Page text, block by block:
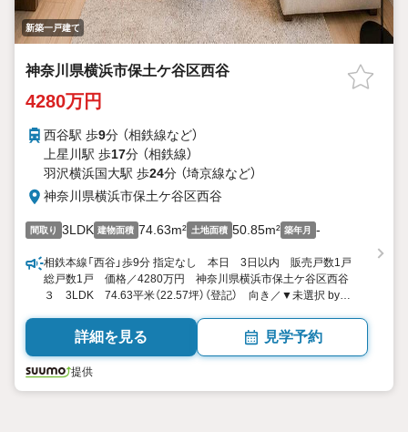
新築一戸建て
神奈川県横浜市保土ケ谷区西谷
4280万円
西谷駅 歩9分 （相鉄線など）
上星川駅 歩17分 （相鉄線）
羽沢横浜国大駅 歩24分 （埼京線など）
神奈川県横浜市保土ケ谷区西谷
間取り 3LDK 建物面積 74.63m² 土地面積 50.85m² 築年月 -
相鉄本線「西谷」歩9分 指定なし 本日 3日以内 販売戸数1戸
総戸数1戸 価格／4280万円 神奈川県横浜市保土ケ谷区西谷
３ 3LDK 74.63平米（22.57坪）（登記） 向き／▼未選択 by
詳細を見る 見学予約
提供